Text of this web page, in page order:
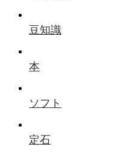
豆知識
本
ソフト
定石